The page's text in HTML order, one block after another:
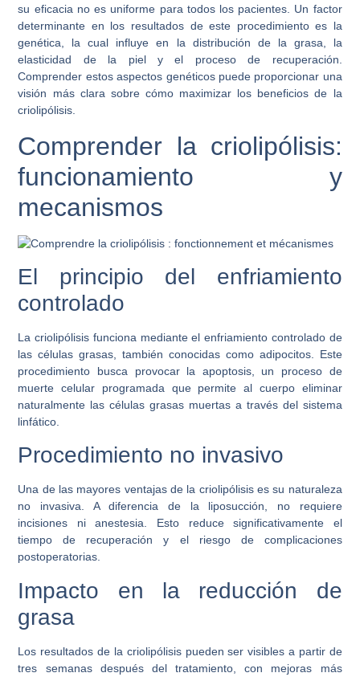
su eficacia no es uniforme para todos los pacientes. Un factor
determinante en los resultados de este procedimiento es la
genética, la cual influye en la distribución de la grasa, la
elasticidad de la piel y el proceso de recuperación.
Comprender estos aspectos genéticos puede proporcionar una
visión más clara sobre cómo maximizar los beneficios de la
criolipólisis.
Comprender la criolipólisis:
funcionamiento y
mecanismos
El principio del enfriamiento
controlado
La criolipólisis funciona mediante el enfriamiento controlado de
las células grasas, también conocidas como adipocitos. Este
procedimiento busca provocar la apoptosis, un proceso de
muerte celular programada que permite al cuerpo eliminar
naturalmente las células grasas muertas a través del sistema
linfático.
Procedimiento no invasivo
Una de las mayores ventajas de la criolipólisis es su naturaleza
no invasiva. A diferencia de la liposucción, no requiere
incisiones ni anestesia. Esto reduce significativamente el
tiempo de recuperación y el riesgo de complicaciones
postoperatorias.
Impacto en la reducción de
grasa
Los resultados de la criolipólisis pueden ser visibles a partir de
tres semanas después del tratamiento, con mejoras más